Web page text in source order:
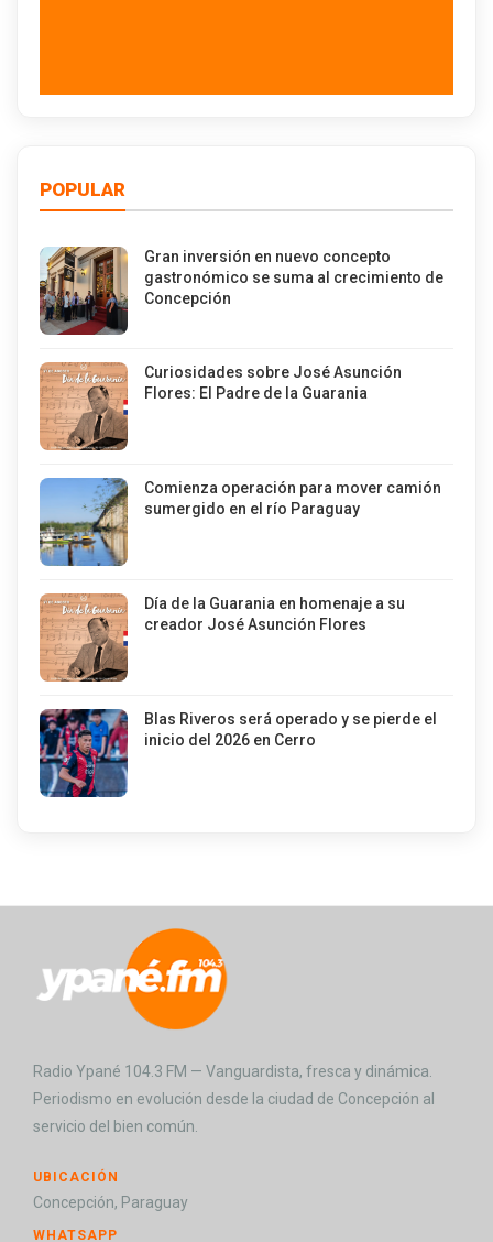
POPULAR
Gran inversión en nuevo concepto
gastronómico se suma al crecimiento de
Concepción
Curiosidades sobre José Asunción
Flores: El Padre de la Guarania
Comienza operación para mover camión
sumergido en el río Paraguay
Día de la Guarania en homenaje a su
creador José Asunción Flores
Blas Riveros será operado y se pierde el
inicio del 2026 en Cerro
Radio Ypané 104.3 FM — Vanguardista, fresca y dinámica.
Periodismo en evolución desde la ciudad de Concepción al
servicio del bien común.
UBICACIÓN
Concepción, Paraguay
WHATSAPP